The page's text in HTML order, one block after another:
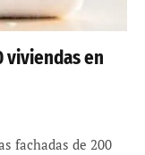
viviendas en
fachadas de 200